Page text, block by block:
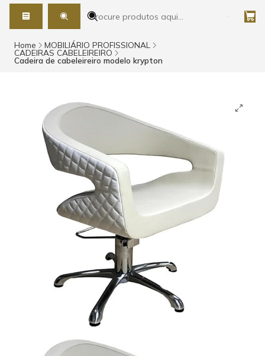
Home MOBILIÁRIO PROFISSIONAL
CADEIRAS CABELEIREIRO
Cadeira de cabeleireiro modelo krypton